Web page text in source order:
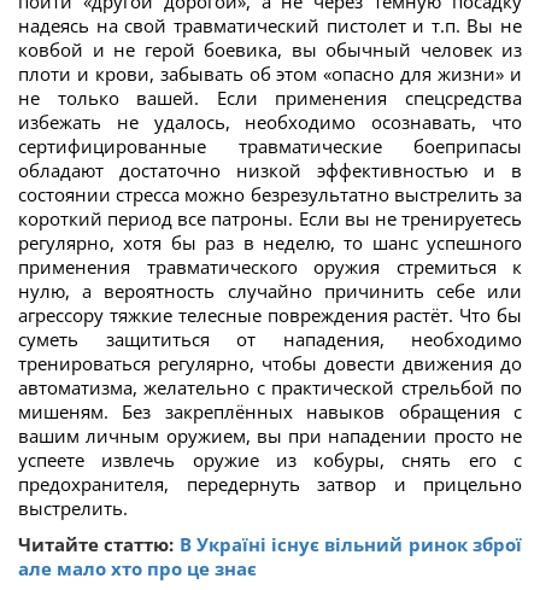
надеясь на свой травматический пистолет и т.п. Вы не
ковбой и не герой боевика, вы обычный человек из
плоти и крови, забывать об этом «опасно для жизни» и
не только вашей. Если применения спецсредства
избежать не удалось, необходимо осознавать, что
сертифицированные травматические боеприпасы
обладают достаточно низкой эффективностью и в
состоянии стресса можно безрезультатно выстрелить за
короткий период все патроны. Если вы не тренируетесь
регулярно, хотя бы раз в неделю, то шанс успешного
применения травматического оружия стремиться к
нулю, а вероятность случайно причинить себе или
агрессору тяжкие телесные повреждения растёт. Что бы
суметь защититься от нападения, необходимо
тренироваться регулярно, чтобы довести движения до
автоматизма, желательно с практической стрельбой по
мишеням. Без закреплённых навыков обращения с
вашим личным оружием, вы при нападении просто не
успеете извлечь оружие из кобуры, снять его с
предохранителя, передернуть затвор и прицельно
выстрелить.
Читайте статтю: В Україні існує вільний ринок зброї
але мало хто про це знає